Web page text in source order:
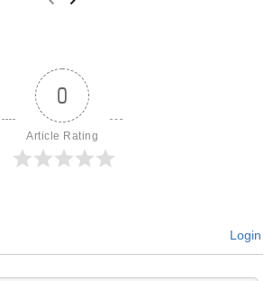
0
Article Rating
Login